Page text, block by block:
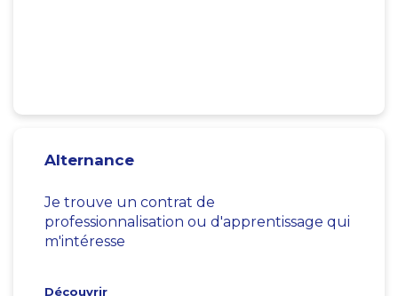
Alternance
Je trouve un contrat de
professionnalisation ou d'apprentissage qui
m'intéresse
Découvrir